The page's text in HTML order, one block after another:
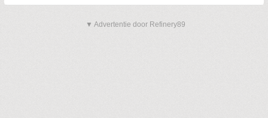
▼ Advertentie door Refinery89